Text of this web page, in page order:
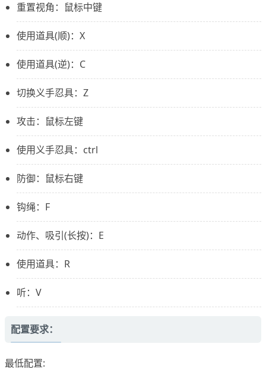
重置视角：鼠标中键
使用道具(顺)：X
使用道具(逆)：C
切换义手忍具：Z
攻击：鼠标左键
使用义手忍具：ctrl
防御：鼠标右键
钩绳：F
动作、吸引(长按)：E
使用道具：R
听：V
配置要求：
最低配置: